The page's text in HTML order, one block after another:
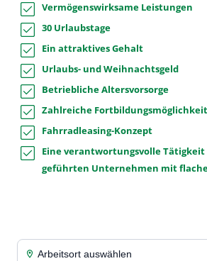
Vermögenswirksame Leistungen
30 Urlaubstage
Ein attraktives Gehalt
Urlaubs- und Weihnachtsgeld
Betriebliche Altersvorsorge
Zahlreiche
Fahrradleasing-Konzept
Eine verantwortungsvolle
geführten Unternehmen mit
location_on Arbeitsort auswählen